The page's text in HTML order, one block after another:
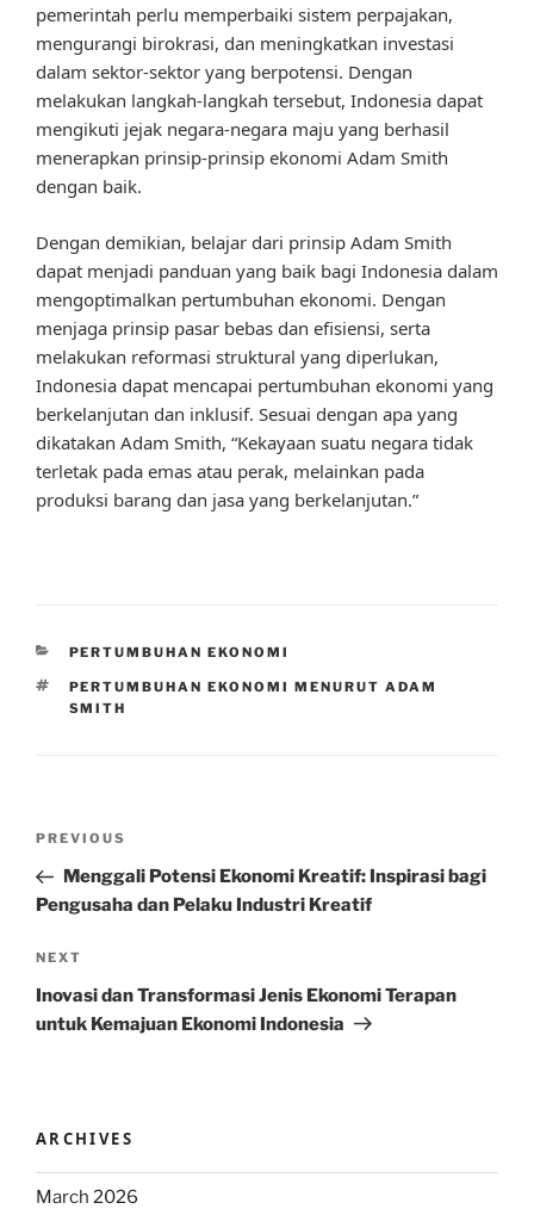
pemerintah perlu memperbaiki sistem perpajakan,
mengurangi birokrasi, dan meningkatkan investasi
dalam sektor-sektor yang berpotensi. Dengan
melakukan langkah-langkah tersebut, Indonesia dapat
mengikuti jejak negara-negara maju yang berhasil
menerapkan prinsip-prinsip ekonomi Adam Smith
dengan baik.
Dengan demikian, belajar dari prinsip Adam Smith
dapat menjadi panduan yang baik bagi Indonesia dalam
mengoptimalkan pertumbuhan ekonomi. Dengan
menjaga prinsip pasar bebas dan efisiensi, serta
melakukan reformasi struktural yang diperlukan,
Indonesia dapat mencapai pertumbuhan ekonomi yang
berkelanjutan dan inklusif. Sesuai dengan apa yang
dikatakan Adam Smith, “Kekayaan suatu negara tidak
terletak pada emas atau perak, melainkan pada
produksi barang dan jasa yang berkelanjutan.”
CATEGORIES
PERTUMBUHAN EKONOMI
TAGS
PERTUMBUHAN EKONOMI MENURUT ADAM
SMITH
Previous
Post
PREVIOUS
Menggali Potensi Ekonomi Kreatif: Inspirasi bagi
Pengusaha dan Pelaku Industri Kreatif
Next
Post
NEXT
Inovasi dan Transformasi Jenis Ekonomi Terapan
untuk Kemajuan Ekonomi Indonesia
ARCHIVES
March 2026